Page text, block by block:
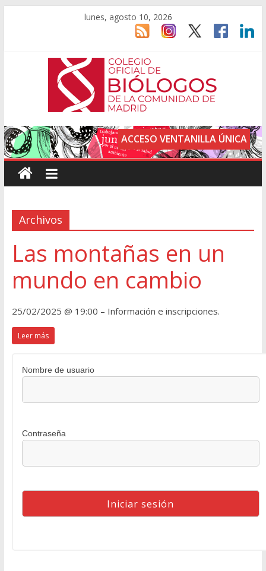
lunes, agosto 10, 2026
ACCESO VENTANILLA ÚNICA
Archivos
Las montañas en un
mundo en cambio
25/02/2025 @ 19:00 – Información e inscripciones.
Leer más
Nombre de usuario
Contraseña